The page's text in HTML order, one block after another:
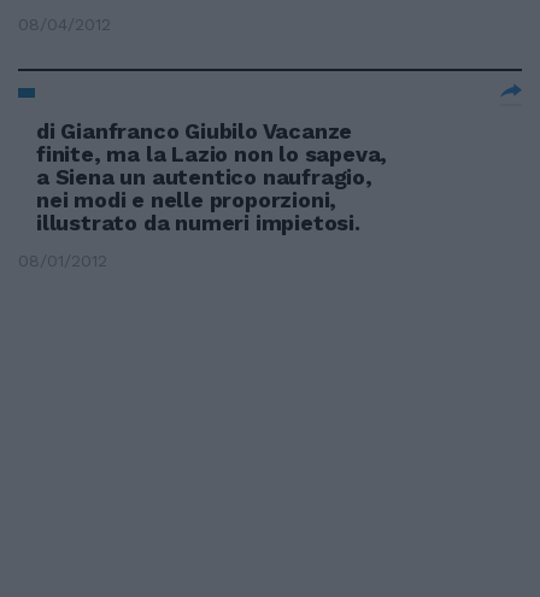
08/04/2012
di Gianfranco Giubilo Vacanze
finite, ma la Lazio non lo sapeva,
a Siena un autentico naufragio,
nei modi e nelle proporzioni,
illustrato da numeri impietosi.
08/01/2012